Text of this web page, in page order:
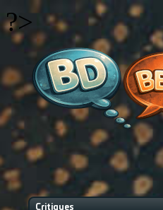
?>
Critiques